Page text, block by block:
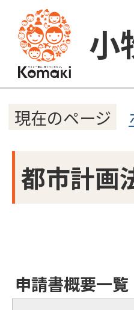
小
現在のページ
都市計画
申請書概要一覧